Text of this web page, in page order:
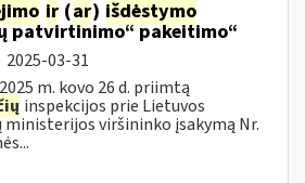
ir (ar) išdėstymo
patvirtinimo“ pakeitimo“
2025-03-31
m. kovo 26 d. priimtą
inspekcijos prie Lietuvos
ministerijos viršininko įsakymą Nr.